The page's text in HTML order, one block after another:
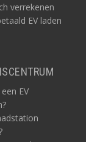
verrekenen
EV laden
EV